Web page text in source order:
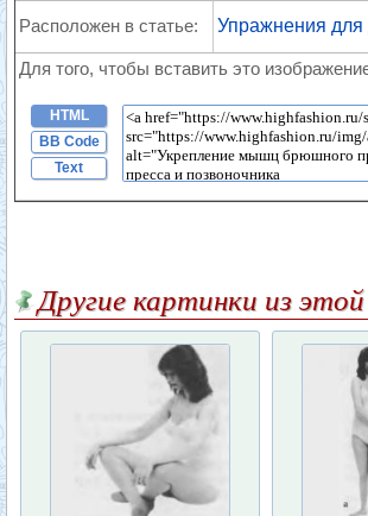
Расположен в статье: Упражнения для
Для того, чтобы вставить это
HTML
BB Code
Text
Другие картинки из